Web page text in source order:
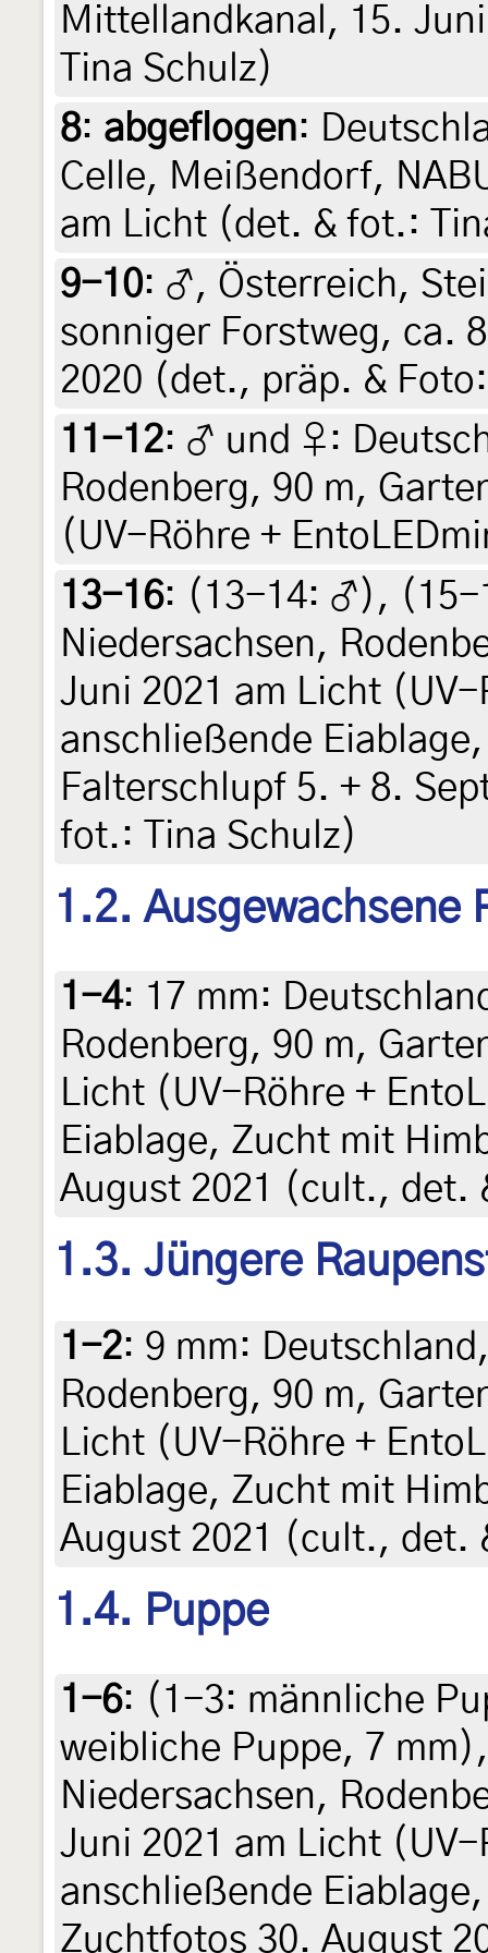
Mittellandkanal, 15.
Tina Schulz)
8: abgeflogen:
Celle, Meißendorf,
am Licht (det. & fot.:
9-10: ♂, Österreich,
sonniger Forstweg, ca.
2020 (det., präp. &
11-12: ♂ und ♀:
Rodenberg, 90 m,
(UV-Röhre +
13-16: (13-14: ♂ ),
Niedersachsen,
Juni 2021 am Licht
anschließende
Falterschlupf 5. + 8.
fot.: Tina Schulz)
1.2. Ausgewachsene
1-4: 17 mm:
Rodenberg, 90 m,
Licht (UV-Röhre +
Eiablage, Zucht mit
August 2021 (cult., det.
1.3. Jüngere
1-2: 9 mm:
Rodenberg, 90 m,
Licht (UV-Röhre +
Eiablage, Zucht mit
August 2021 (cult., det.
1.4. Puppe
1-6: (1-3: männliche
weibliche Puppe, 7 mm
Niedersachsen,
Juni 2021 am Licht
anschließende
Zuchtfotos 30. August